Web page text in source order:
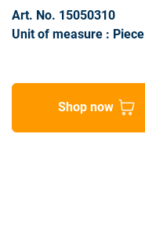
Art. No. 15050310
Unit of measure : Piece
Shop now